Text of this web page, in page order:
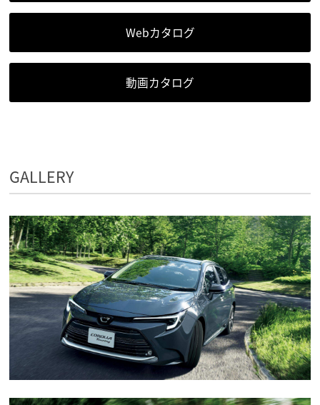
Webカタログ
動画カタログ
GALLERY